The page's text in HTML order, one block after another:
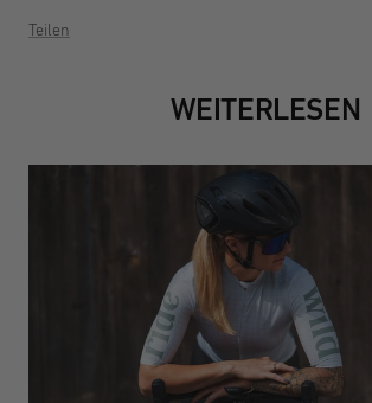
Teilen
WEITERLESEN